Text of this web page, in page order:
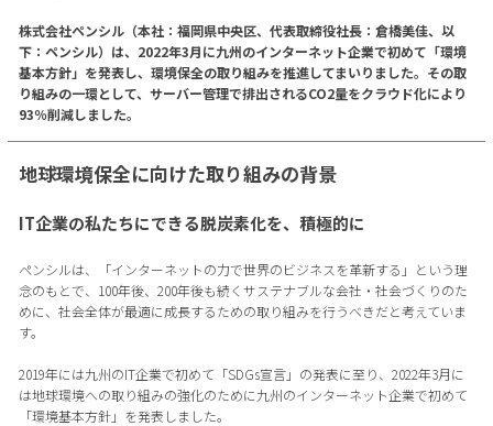
株式会社ペンシル（本社：福岡県中央区、代表取締役社長：倉橋美佳、以
下：ペンシル）は、2022年3月に九州のインターネット企業で初めて「環境
基本方針」を発表し、環境保全の取り組みを推進してまいりました。その取
り組みの一環として、サーバー管理で排出されるCO2量をクラウド化により
93％削減しました。
地球環境保全に向けた取り組みの背景
IT企業の私たちにできる脱炭素化を、積極的に
ペンシルは、「インターネットの力で世界のビジネスを革新する」という理
念のもとで、100年後、200年後も続くサステナブルな会社・社会づくりのた
めに、社会全体が最適に成長するための取り組みを行うべきだと考えていま
す。
2019年には九州のIT企業で初めて「SDGs宣言」の発表に至り、2022年3月に
は地球環境への取り組みの強化のために九州のインターネット企業で初めて
「環境基本方針」を発表しました。